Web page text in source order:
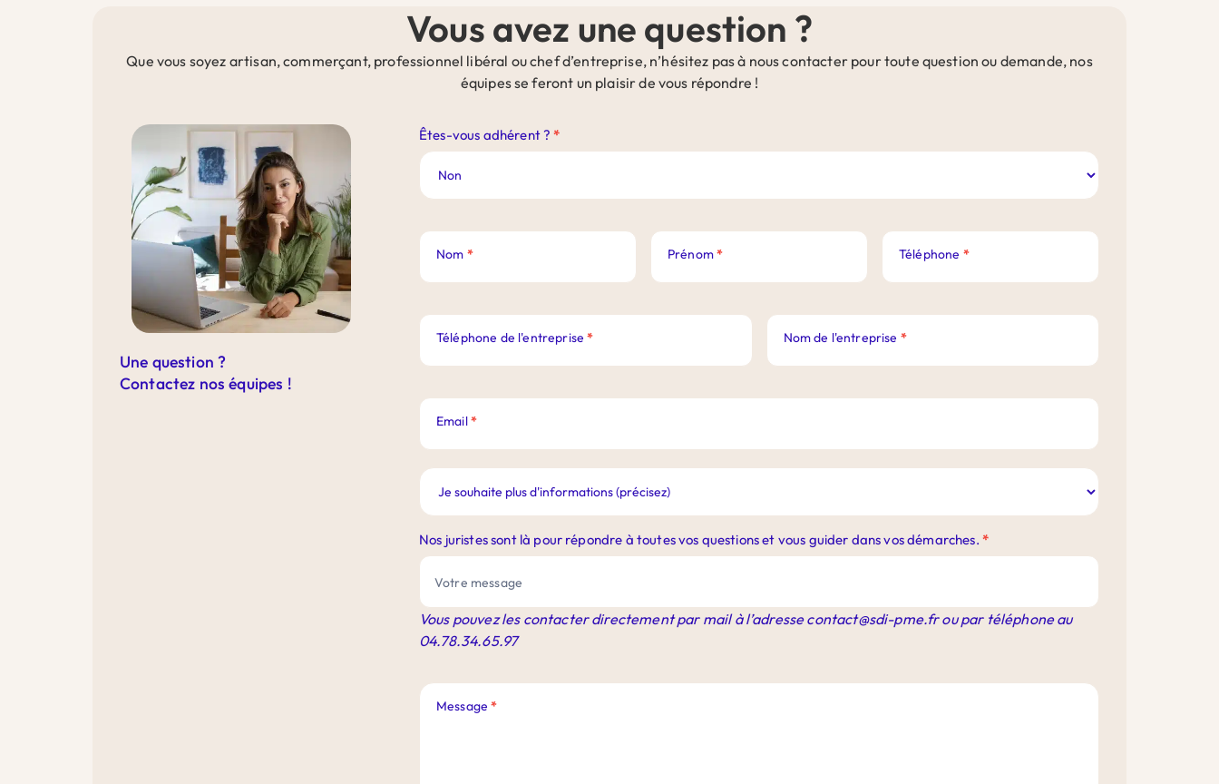
Vous avez une question ?
Que vous soyez artisan, commerçant, professionnel libéral ou chef d’entreprise, n’hésitez pas à nous contacter pour toute question ou demande, nos
équipes se feront un plaisir de vous répondre !
Une question ?
Contactez nos équipes !
Contact
Site
Web
Êtes-vous adhérent ?*
Nom * Prénom* Téléphone *
Téléphone de l'entreprise* Nom de l'entreprise *
Email*
Nos juristes sont là pour répondre à toutes vos questions et vous guider dans vos démarches. *
Vous pouvez les contacter directement par mail à l’adressecontact@sdi-pme.frou par téléphone au
04.78.34.65.97
Message*